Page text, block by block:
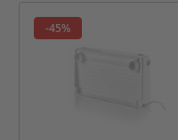
-45%